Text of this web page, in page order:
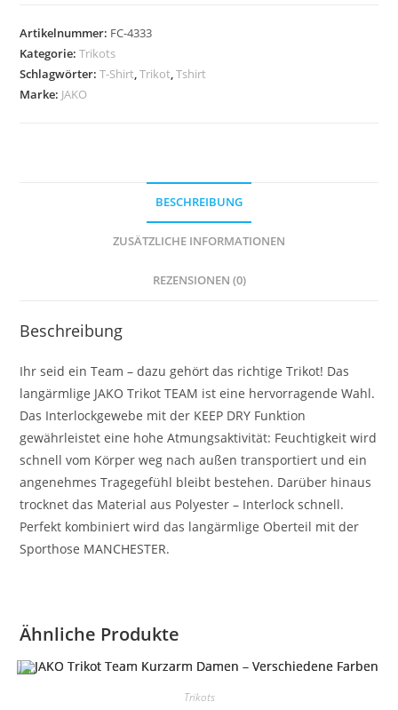
-
Verschiedene
Farben
Artikelnummer: FC-4333
Kategorie:Trikots
Schlagwörter:T-Shirt,Trikot,Tshirt
Marke: JAKO
BESCHREIBUNG
ZUSÄTZLICHE INFORMATIONEN
REZENSIONEN (0)
Beschreibung
Ihr seid ein Team – dazu gehört das richtige Trikot! Das
langärmlige JAKO Trikot TEAM ist eine hervorragende Wahl.
Das Interlockgewebe mit der KEEP DRY Funktion
gewährleistet eine hohe Atmungsaktivität: Feuchtigkeit wird
schnell vom Körper weg nach außen transportiert und ein
angenehmes Tragegefühl bleibt bestehen. Darüber hinaus
trocknet das Material aus Polyester – Interlock schnell.
Perfekt kombiniert wird das langärmlige Oberteil mit der
Sporthose MANCHESTER.
Ähnliche Produkte
Trikots